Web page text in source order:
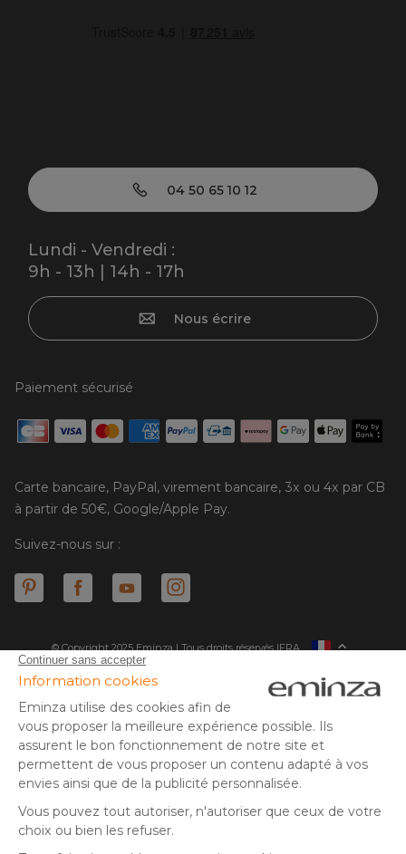
04 50 65 10 12
Lundi - Vendredi :
9h - 13h | 14h - 17h
Nous écrire
Paiement sécurisé
Carte bancaire, PayPal, virement bancaire, 3x ou 4x par CB
à partir de 50€, Google/Apple Pay.
Suivez-nous sur :
© Copyright 2025 Eminza | Tous droits réservés |
ESPAÑA
NEDERLAND
SUISSE
DANMARK
FRA
* Vous disposez de 30 jours (à compter de la réception ou du
retrait de votre colis) pour effectuer un retour de produits et
** Expédition le jour même pour toute commande passée avant